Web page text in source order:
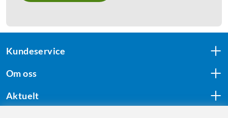
Kundeservice
Om oss
Aktuelt